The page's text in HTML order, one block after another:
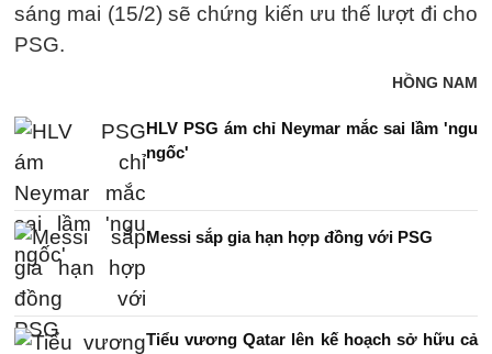
sáng mai (15/2) sẽ chứng kiến ưu thế lượt đi cho
PSG.
HỒNG NAM
HLV PSG ám chỉ Neymar mắc sai lầm 'ngu
ngốc'
Messi sắp gia hạn hợp đồng với PSG
Tiểu vương Qatar lên kế hoạch sở hữu cả